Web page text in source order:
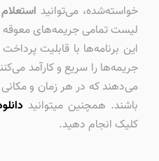
خواسته‌شده، می‌توانید
لیست تمامی جریمه‌های معوقه
این برنامه‌ها با قابلیت
می‌دهند که در هر زمان و
باشند. همچنین میتوانید
کلیک انجام دهید.